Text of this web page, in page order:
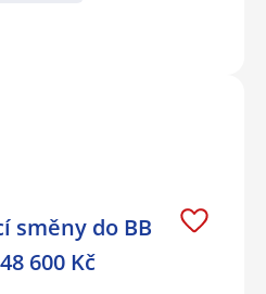
směny do BB
600 Kč